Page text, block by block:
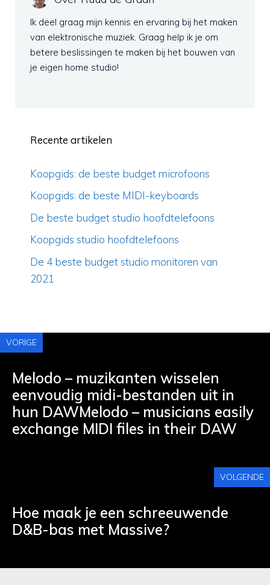
Ik deel graag mijn kennis en ervaring bij het maken
van elektronische muziek. Graag help ik je om
betere beslissingen te maken bij het bouwen van
je eigen home studio!
Recente artikelen
Koopgids: de beste budget microfoons
Koopgids: de beste MIDI-keyboards
De beste budget studio hoofdtelefoons
Koopgids studio hoofdtelefoons
De 4 beste budget studio monitoren van
2021
VORIGE
Melodo – muzikanten wisselen
eenvoudig midi-bestanden uit in
hun DAWMelodo – musicians easily
exchange MIDI files in their DAW
VOLGENDE
Hoe maak je een schreeuwende
D&B-bas met Massive?